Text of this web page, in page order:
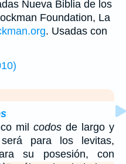
Nueva Biblia de los
Foundation, La
. Usadas con
mil codos de largo y
para los levitas,
su posesión, con